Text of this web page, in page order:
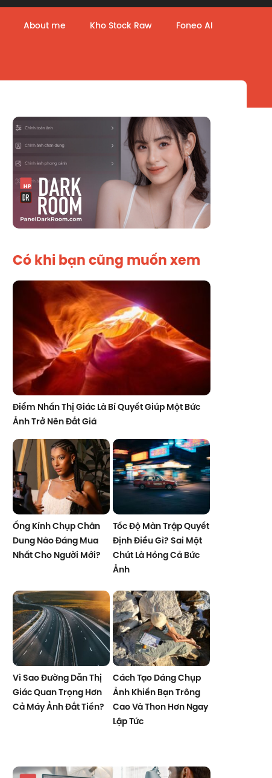
About me Kho Stock Raw Foneo AI
Có khi bạn cũng muốn xem
Điểm Nhấn Thị Giác Là Bí Quyết Giúp Một Bức
Ảnh Trở Nên Đắt Giá
Ống Kính Chụp Chân
Dung Nào Đáng Mua
Nhất Cho Người Mới?
Tốc Độ Màn Trập Quyết
Định Điều Gì? Sai Một
Chút Là Hỏng Cả Bức
Ảnh
Vì Sao Đường Dẫn Thị
Giác Quan Trọng Hơn
Cả Máy Ảnh Đắt Tiền?
Cách Tạo Dáng Chụp
Ảnh Khiến Bạn Trông
Cao Và Thon Hơn Ngay
Lập Tức